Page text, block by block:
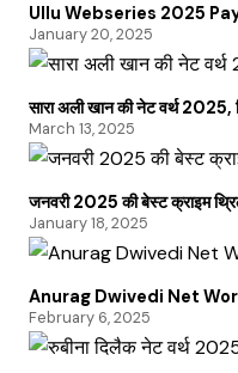
Ullu Webseries 2025 Payal
January 20, 2025
सारा अली खान की नेट वर्थ 2025,
March 13, 2025
जनवरी 2025 की बेस्ट क्राइम
January 18, 2025
Anurag Dwivedi Net Worth:
February 6, 2025